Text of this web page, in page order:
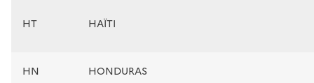
HT HAÏTI
HN HONDURAS